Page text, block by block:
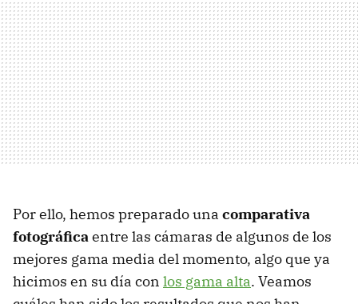
Por ello, hemos preparado una comparativa
fotográficaentre las cámaras de algunos de los
mejores gama media del momento, algo que ya
hicimos en su día con los gama alta. Veamos